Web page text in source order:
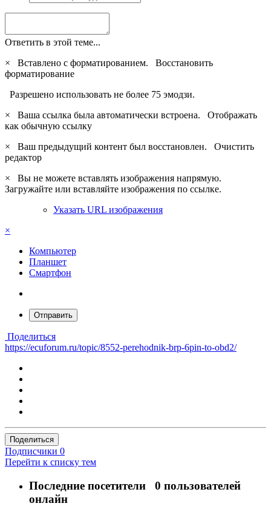
Ответить в этой теме...
×
Вставлено с форматированием. Восстановить
форматирование
Разрешено использовать не более 75 эмодзи.
×
Ваша ссылка была автоматически встроена. Отображать
как обычную ссылку
×
Ваш предыдущий контент был восстановлен. Очистить
редактор
×
Вы не можете вставлять изображения напрямую.
Загружайте или вставляйте изображения по ссылке.
Указать URL изображения
×
Компьютер
Планшет
Смартфон
Отправить
Поделиться
https://ecuforum.ru/topic/8552-perehodnik-brp-6pin-to-obd2/
Поделиться
Подписчики 0
Перейти к списку тем
Последние посетители 0 пользователей
онлайн